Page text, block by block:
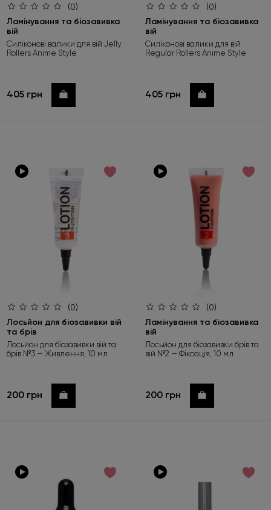
(0)
Ламінування та біозавивка
вій
Силіконові валики для вій Jelly
Rollers Anime Style
405 грн Купити
(0)
Ламінування та біозавивка
вій
Силіконові валики для вій
Regular Rollers Anime Style
405 грн Купити
(0)
Лосьйон для біозавивки вій
та брів
Лосьйон для біозавивки вій та
брів №3 — Живлення, 10 мл
200 грн Купити
(0)
Ламінування та біозавивка
вій
Лосьйон для біозавивки брів та
вій №2 — Фіксація, 10 мл
200 грн Купити